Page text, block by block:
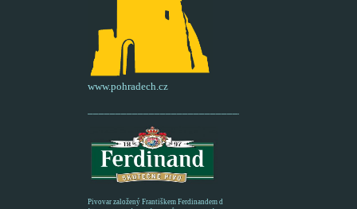
www.pohradech.cz
Pivovar založený Františkem Ferdinandem d